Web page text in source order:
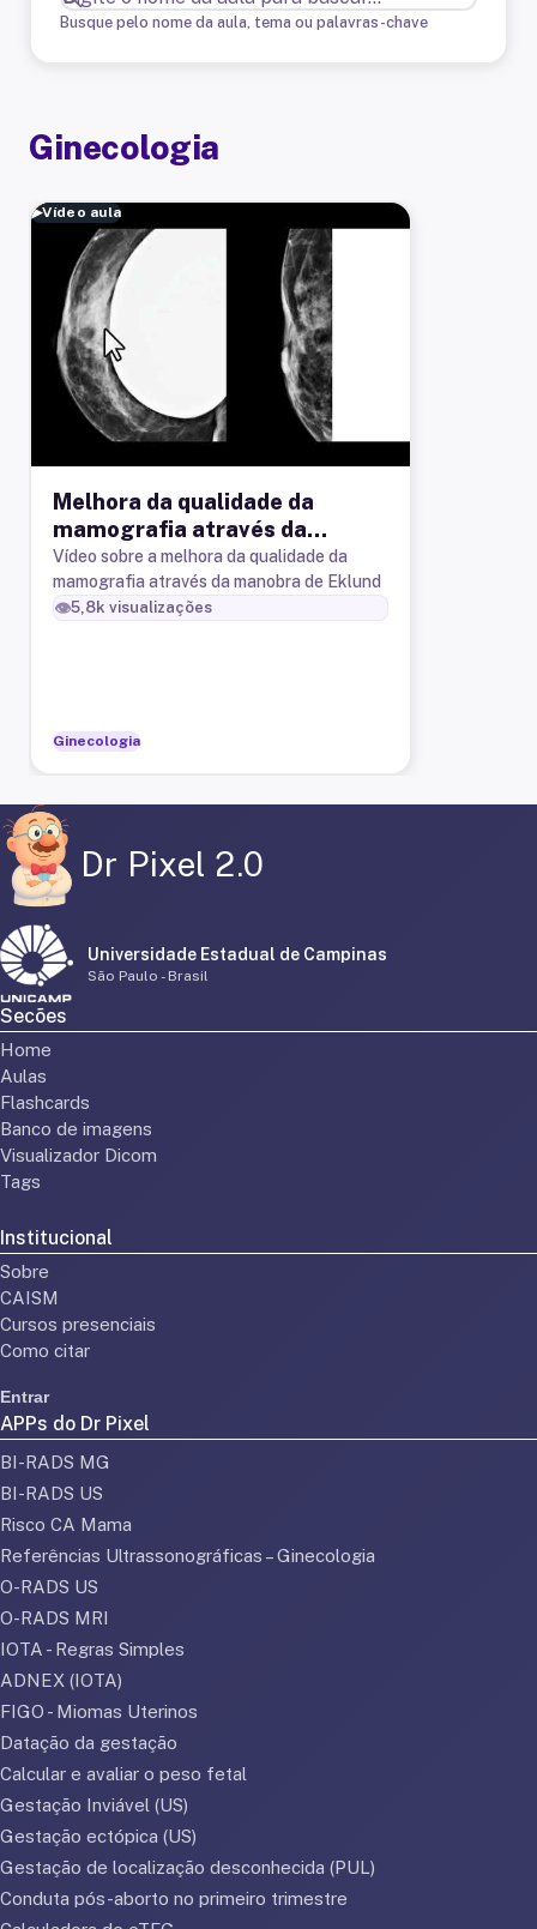
Busque pelo nome da aula, tema ou palavras-chave
Ginecologia
▶Vídeo aula
Melhora da qualidade da
mamografia através da
manobra de Eklund
Vídeo sobre a melhora da qualidade da
mamografia através da manobra de Eklund
👁️5,8k visualizações
Ginecologia
Dr Pixel 2.0
Universidade Estadual de Campinas
São Paulo - Brasil
Secões
Home
Aulas
Flashcards
Banco de imagens
Visualizador Dicom
Tags
Institucional
Sobre
CAISM
Cursos presenciais
Como citar
Entrar
APPs do Dr Pixel
BI-RADS MG
BI-RADS US
Risco CA Mama
Referências Ultrassonográficas – Ginecologia
O-RADS US
O-RADS MRI
IOTA - Regras Simples
ADNEX (IOTA)
FIGO - Miomas Uterinos
Datação da gestação
Calcular e avaliar o peso fetal
Gestação Inviável (US)
Gestação ectópica (US)
Gestação de localização desconhecida (PUL)
Conduta pós-aborto no primeiro trimestre